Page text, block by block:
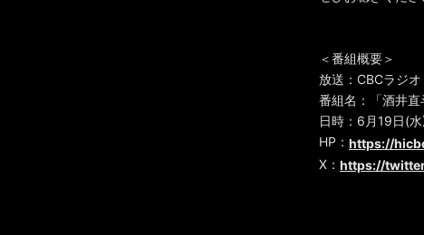
＜番組概要＞
放送：CBCラジオ
番組名：「酒井直
日時：6月19日(
HP： https://
X： https://